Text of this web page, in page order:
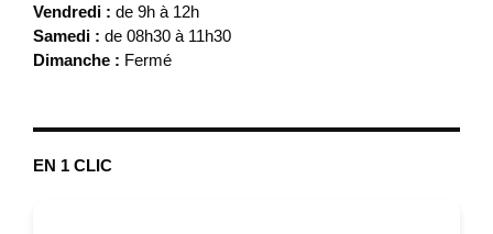
Vendredi : de 9h à 12h
Samedi : de 08h30 à 11h30
Dimanche : Fermé
EN 1 CLIC